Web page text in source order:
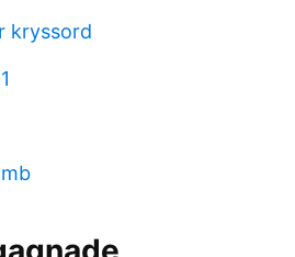
kryssord